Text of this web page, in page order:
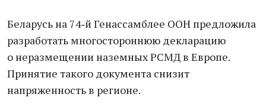
Беларусь на 74‑й Генассамблее ООН предложила
разработать многостороннюю декларацию
о неразмещении наземных РСМД в Европе.
Принятие такого документа снизит
напряженность в регионе.